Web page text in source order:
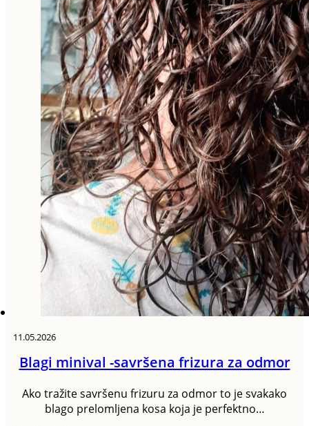
11.05.2026
Blagi minival -savršena frizura za odmor
Ako tražite savršenu frizuru za odmor to je svakako
blago prelomljena kosa koja je perfektno…